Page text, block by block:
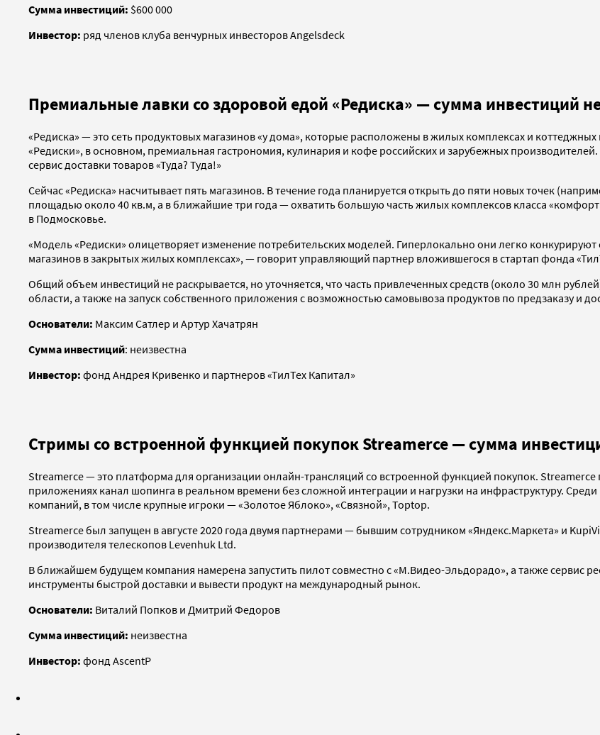
Сумма инвестиций: $600 000
Инвестор: ряд членов клуба венчурных инвесторов Angelsdeck
Премиальные лавки со здоровой едой «Редиска» — сумма инвестиций
«Редиска» — это сеть продуктовых магазинов «у дома», которые расположены в жилых комплексах и
«Редиски», в основном, премиальная гастрономия, кулинария и кофе российских и зарубежных производителей.
сервис доставки товаров «Туда? Туда!»
Сейчас «Редиска» насчитывает пять магазинов. В течение года планируется открыть до пяти новых точек
площадью около 40 кв.м, а в ближайшие три года — охватить большую часть жилых комплексов класса
в Подмосковье.
«Модель «Редиски» олицетворяет изменение потребительских моделей. Гиперлокально они легко
магазинов в закрытых жилых комплексах», — говорит управляющий партнер вложившегося в стартап фонда
Общий объем инвестиций не раскрывается, но уточняется, что часть привлеченных средств (около 30 млн
области, а также на запуск собственного приложения с возможностью самовывоза продуктов по предзаказу и
Основатели: Максим Сатлер и Артур Хачатрян
Сумма инвестиций: неизвестна
Инвестор: фонд Андрея Кривенко и партнеров «ТилТех Капитал»
Стримы со встроенной функцией покупок Streamerce — сумма
Streamerce — это платформа для организации онлайн-трансляций со встроенной функцией покупок. Streamerce
приложениях канал шопинга в реальном времени без сложной интеграции и нагрузки на инфраструктуру.
компаний, в том числе крупные игроки — «Золотое Яблоко», «Связной», Toptop.
Streamerce был запущен в августе 2020 года двумя партнерами — бывшим сотрудником «Яндекс.Маркета» и
производителя телескопов Levenhuk Ltd.
В ближайшем будущем компания намерена запустить пилот совместно с «М.Видео-Эльдорадо», а также сервис
инструменты быстрой доставки и вывести продукт на международный рынок.
Основатели: Виталий Попков и Дмитрий Федоров
Сумма инвестиций: неизвестна
Инвестор: фонд AscentP